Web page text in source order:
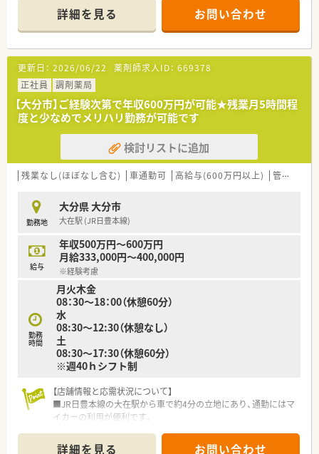
担が少なく無理なく働ける環境です。
■薬剤師は常勤3名と事務員3名の体制で業務を行っており、人
員配置が手厚く協力体制も万全です。
【募集背景と求める人物像について】
■欠員補充に伴う募集を行っており、即戦力として活躍できる調
剤経験のある方を積極的に求めています。
■調剤の実務経験が5年以上ある方や、管理薬剤師としての経験
をお持ちの方大歓迎！
■40代までの方であればこれまでの経験を存分に活かして、さ
らなるキャリアアップを目指すことが可能です。
【法人特徴について】
■業界大手グループの一員として非常に安定した経営基盤を持
■九州や中国エリアを中心に数多くの店舗展開を行っており、地
域医療へ大きく貢献している法人です。
■加盟店舗数は業界でもトップクラスの実績を誇っており、他社
とも独自のネットワークを形成しています。
【勤務実態について】
■残業代は1分単位できっちりと計算され、始業前の準備時間に
ついても勤務時間として支給されます。
■平日の勤務時間は17時30分までとなっており、夜遅くまでの
勤務が発生しにくい働きやすい環境です。
■週休2日制に加えて祝日もしっかり休みとなるため、オンオフ
のメリハリをつけた勤務が可能です。
詳細を見る お問い合わせ
更新日： 2026/06/22 薬剤師求人ID： 669378
正社員
調剤薬局
【大分市】ご経験次第で年収600万円が可能★残業月5時間程
度と少なめでメリハリ勤務が可能です
検討リストに追加
残業なし(ほぼなし含む) 車通勤可 高給与(600万円以上) 管理薬剤師
勤務地
大分県 大分市
大在駅 (JR日豊本線)
給与
年収500万円～600万円
月給333,000円～400,000円
※経験考慮
勤務
時間
月火木金
08：30～18：00（休憩60分）
水
08:30～12:30（休憩なし）
土
08:30～17:30（休憩60分）
※週40ｈシフト制
【店舗情報と応需状況について】
■JR日豊本線の大在駅から車で約4分の立地にあり、通勤にはマ
イカーの利用が便利です。
識を身につけられます。
詳細を見る お問い合わせ